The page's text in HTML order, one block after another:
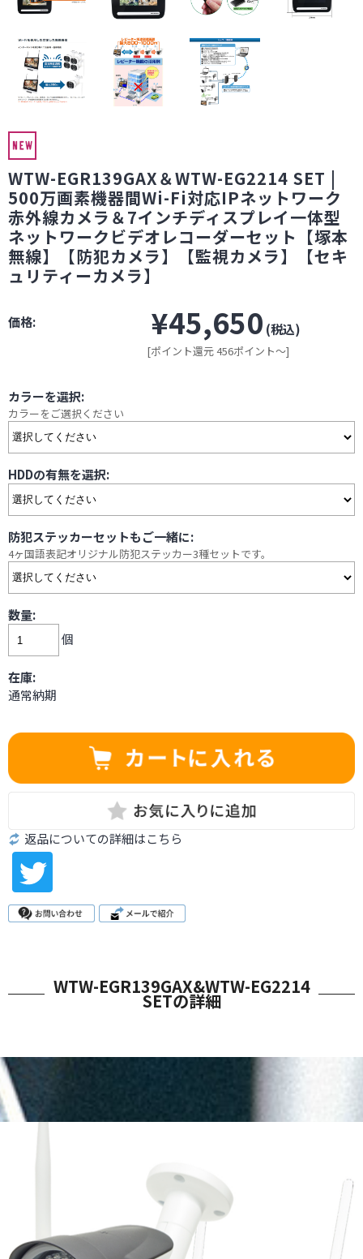
WTW-EGR139GAX＆WTW-EG2214 SET |
500万画素機器間Wi-Fi対応IPネットワーク
赤外線カメラ＆7インチディスプレイ一体型
ネットワークビデオレコーダーセット【塚本
無線】【防犯カメラ】【監視カメラ】【セキ
ュリティーカメラ】
価格: ¥45,650 (税込)
[ポイント還元 456ポイント～]
カラーを選択:
カラーをご選択ください
HDDの有無を選択:
防犯ステッカーセットもご一緒に:
4ヶ国語表記オリジナル防犯ステッカー3種セットです。
数量:
個
在庫:
通常納期
返品についての詳細はこちら
WTW-EGR139GAX&WTW-EG2214
SETの詳細